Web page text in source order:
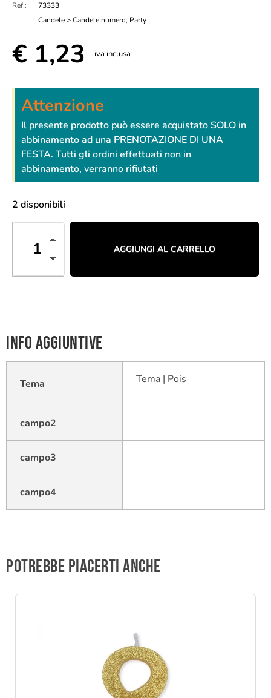
Ref :
73333
Candele > Candele numero, Party
€ 1,23 iva inclusa
Attenzione
Il presente prodotto può essere acquistato SOLO in
abbinamento ad una PRENOTAZIONE DI UNA
FESTA. Tutti gli ordini effettuati non in
abbinamento, verranno rifiutati
2 disponibili
AGGIUNGI AL CARRELLO
Info aggiuntive
Tema Tema | Pois
campo2
campo3
campo4
Potrebbe piacerti anche